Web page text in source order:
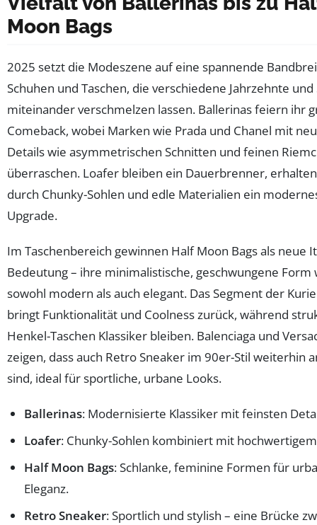
Moon Bags
2025 setzt die Modeszene auf eine spannende
Schuhen und Taschen, die verschiedene Jahrzehnte und
miteinander verschmelzen lassen. Ballerinas feiern ihr
Comeback, wobei Marken wie Prada und Chanel mit
Details wie asymmetrischen Schnitten und feinen
überraschen. Loafer bleiben ein Dauerbrenner,
durch Chunky-Sohlen und edle Materialien ein
Upgrade.
Im Taschenbereich gewinnen Half Moon Bags als neue
Bedeutung – ihre minimalistische, geschwungene Form
sowohl modern als auch elegant. Das Segment der
bringt Funktionalität und Coolness zurück, während
Henkel-Taschen Klassiker bleiben. Balenciaga und
zeigen, dass auch Retro Sneaker im 90er-Stil weiterhin
sind, ideal für sportliche, urbane Looks.
Ballerinas: Modernisierte Klassiker mit feinsten
Loafer: Chunky-Sohlen kombiniert mit
Half Moon Bags: Schlanke, feminine Formen für
Eleganz.
Retro Sneaker: Sportlich und stylish – eine Brücke